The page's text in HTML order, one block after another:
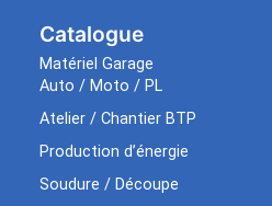
Catalogue
Matériel Garage
Auto / Moto / PL
Atelier / Chantier BTP
Production d’énergie
Soudure / Découpe